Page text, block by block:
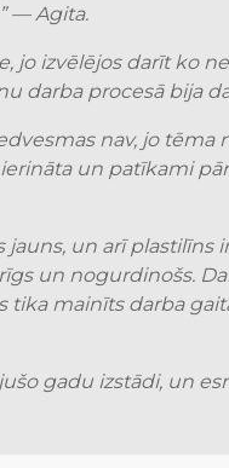
— Agita.
jo izvēlējos darīt ko
darba procesā bija
nav, jo tēma
un patīkami
un arī plastilīns
un nogurdinošs.
tika mainīts darba
gadu izstādi, un